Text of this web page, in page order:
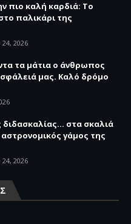
πιο καλή καρδιά: Το
παλικάρι της
2026
τα μάτια ο άνθρωπος
μας. Καλό δρόμο
διδασκαλίας… στα σκαλιά
γάμος της
2026